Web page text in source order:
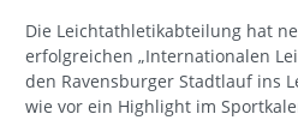
Die Leichtathletikabteilung hat
erfolgreichen „Internationalen
den Ravensburger Stadtlauf ins
wie vor ein Highlight im